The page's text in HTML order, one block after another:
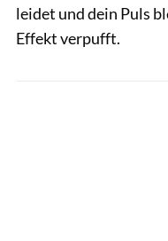
leidet und dein Puls
Effekt verpufft.